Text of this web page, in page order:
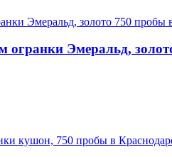
огранки Эмеральд,